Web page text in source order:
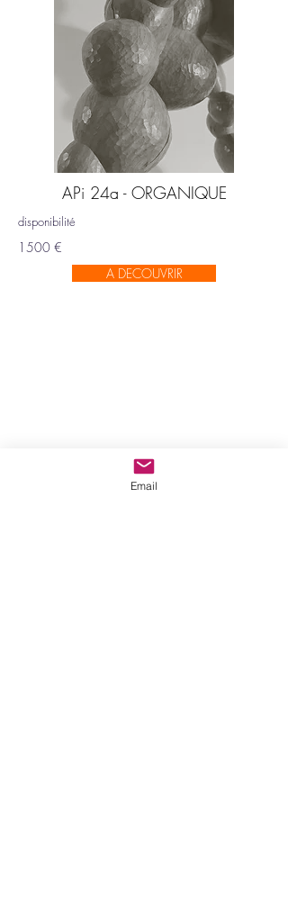
APi 24a - ORGANIQUE
disponibilité
1500 €
A DECOUVRIR
Email